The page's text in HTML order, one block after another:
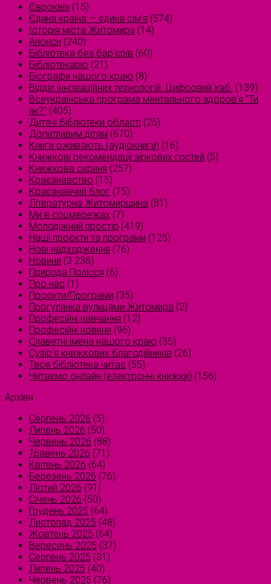
Євроквіз (15)
Єдина країна — єдина сім’я (574)
Історія міста Житомира (14)
Анонси (240)
Бібліотека без бар'єрів (60)
Бібліотекарю (21)
Біографи нашого краю (8)
Відділ інноваційних технологій. Цифровий хаб. (139)
Всеукраїнська програма ментального здоров'я "Ти
як?" (405)
Дитячі бібліотеки області (25)
Допитливим дітям (670)
Книги оживають (аудіокниги) (16)
Книжкові рекомендації зіркових гостей (5)
Книжкова скриня (257)
Краєзнавство (15)
Краєзнавчий блог (75)
Літературна Житомирщина (81)
Ми в соцмережах (7)
Молодіжний простір (419)
Наші проєкти та програми (125)
Нові надходження (76)
Новини (3 236)
Природа Полісся (6)
Про нас (1)
Проєкти/Програми (35)
Прогулянка вулицями Житомира (2)
Професійні навчання (12)
Професійні новини (96)
Славетні імена нашого краю (35)
Сузірʼя книжкових благодійників (26)
Твоя бібліотека читає (55)
Читаємо онлайн (електронні книжки) (156)
Архіви
Серпень 2026 (5)
Липень 2026 (50)
Червень 2026 (88)
Травень 2026 (71)
Квітень 2026 (64)
Березень 2026 (76)
Лютий 2026 (91)
Січень 2026 (50)
Грудень 2025 (64)
Листопад 2025 (48)
Жовтень 2025 (64)
Вересень 2025 (37)
Серпень 2025 (31)
Липень 2025 (40)
Червень 2025 (76)